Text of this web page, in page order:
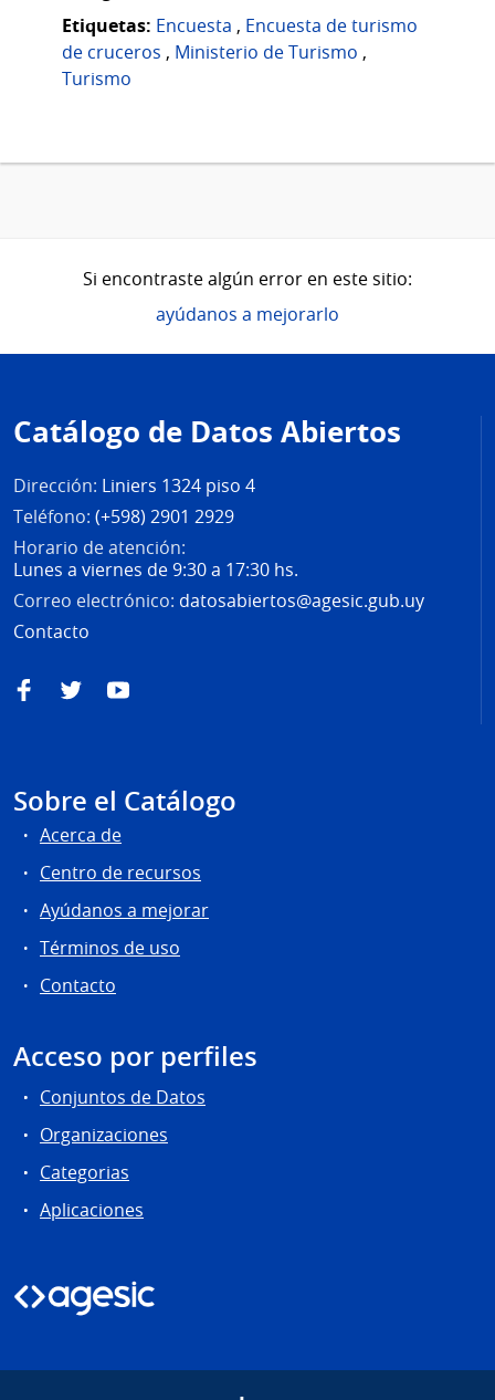
Etiquetas: Encuesta , Encuesta de turismo
de cruceros , Ministerio de Turismo ,
Turismo
Si encontraste algún error en este sitio:
ayúdanos a mejorarlo
de
página
Catálogo de Datos Abiertos
Dirección: Liniers 1324 piso 4
Teléfono: (+598) 2901 2929
Horario de atención:
Lunes a viernes de 9:30 a 17:30 hs.
Correo electrónico: datosabiertos@agesic.gub.uy
Contacto
FacebookTwitterYouTube
Sobre el Catálogo
Acerca de
Centro de recursos
Ayúdanos a mejorar
Términos de uso
Contacto
Acceso por perfiles
Conjuntos de Datos
Organizaciones
Categorias
Aplicaciones